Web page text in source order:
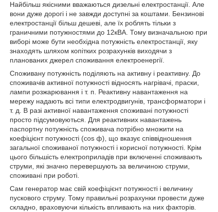
Найбільш якісними вважаються дизельні електростанції. Але
вони дуже дорогі і не завжди доступні за коштами. Бензинові
електростанції більш дешеві, але їх роблять тільки з
граничними потужностями до 12кВА. Тому визначальною при
виборі може бути необхідна потужність електростанції, яку
знаходять шляхом копітких розрахунків виходячи з
планованих джерел споживання електроенергії.
Споживану потужність поділяють на активну і реактивну. До
споживачів активної потужності відносять нагрівачі, праски,
лампи розжарювання і т. п. Реактивну навантаження на
мережу надають всі типи електродвигунів, трансформатори і
т. д. В разі активної навантаження споживані потужності
просто підсумовуються. Для реактивних навантажень
паспортну потужність споживача потрібно множити на
коефіцієнт потужності (cos ф), що вказує співвідношення
загальної споживаної потужності і корисної потужності. Крім
цього більшість електроприладів при включенні споживають
струми, які значно перевершують за величиною струми,
споживані при роботі.
Сам генератор має свій коефіцієнт потужності і величину
пускового струму. Тому правильні розрахунки провести дуже
складно, враховуючи кількість впливають на них факторів.